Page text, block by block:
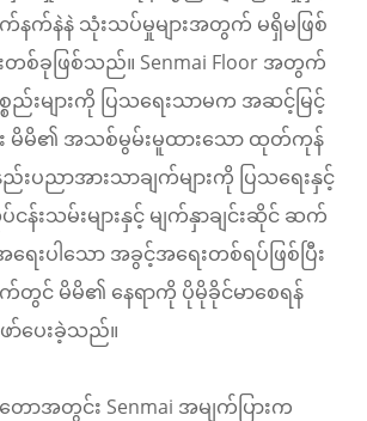
နက်နဲနဲ သုံးသပ်မှုများအတွက် မရှိမဖြစ်
စ်ခုဖြစ်သည်။ Senmai Floor အတွက်
းများကို ပြသရေးသာမက အဆင့်မြင့်
ား မိမိ၏ အသစ်မွမ်းမူထားသော ထုတ်ကုန်
ည်းပညာအားသာချက်များကို ပြသရေးနှင့်
န်းသမ်းများနှင့် မျက်နှာချင်းဆိုင် ဆက်
ပါသော အခွင့်အရေးတစ်ရပ်ဖြစ်ပြီး
င် မိမိ၏ နေရာကို ပိုမိုခိုင်မာစေရန်
ပေးခဲ့သည်။
ာအတွင်း Senmai အမျက်ပြားက